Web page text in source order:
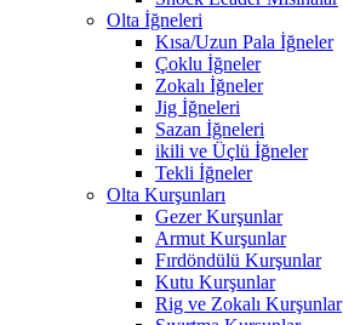
Olta İğneleri
Kısa/Uzun Pala İğneler
Çoklu İğneler
Zokalı İğneler
Jig İğneleri
Sazan İğneleri
ikili ve Üçlü İğneler
Tekli İğneler
Olta Kurşunları
Gezer Kurşunlar
Armut Kurşunlar
Fırdöndülü Kurşunlar
Kutu Kurşunlar
Rig ve Zokalı Kurşunlar